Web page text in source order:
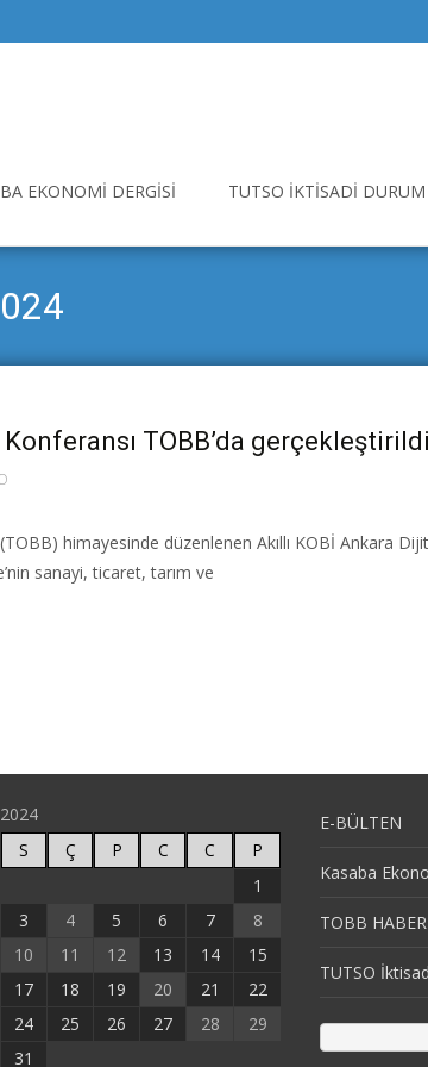
EKONOMI DERGISI TUTSO İKTISADI DURUM
TOBB’da gerçekleştirildi
himayesinde düzenlenen Akıllı KOBİ Ankara
sanayi, ticaret, tarım ve
S Ç P C C
P
1
3 4 5 6 7
8
10 11 12 13 14
15
17 18 19 20 21
22
24 25 26 27 28
29
31
E-BÜLTEN
Kasaba
TOBB HABER
TUTSO